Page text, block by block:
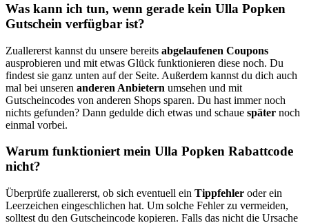
Was kann ich tun, wenn gerade kein Ulla Popken
Gutschein verfügbar ist?
Zuallererst kannst du unsere bereits abgelaufenen Coupons
ausprobieren und mit etwas Glück funktionieren diese noch. Du
findest sie ganz unten auf der Seite. Außerdem kannst du dich auch
mal bei unseren anderen Anbietern umsehen und mit
Gutscheincodes von anderen Shops sparen. Du hast immer noch
nichts gefunden? Dann gedulde dich etwas und schaue später noch
einmal vorbei.
Warum funktioniert mein Ulla Popken Rabattcode
nicht?
Überprüfe zuallererst, ob sich eventuell ein Tippfehler oder ein
Leerzeichen eingeschlichen hat. Um solche Fehler zu vermeiden,
solltest du den Gutscheincode kopieren. Falls das nicht die Ursache